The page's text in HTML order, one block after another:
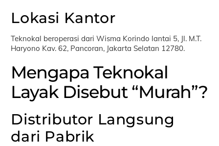
Lokasi Kantor
Teknokal beroperasi dari Wisma Korindo lantai 5, Jl. M.T.
Haryono Kav. 62, Pancoran, Jakarta Selatan 12780.
Mengapa Teknokal
Layak Disebut “Murah”?
Distributor Langsung
dari Pabrik